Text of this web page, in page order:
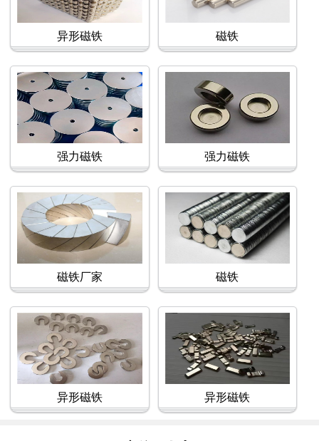
异形磁铁 磁铁
强力磁铁 强力磁铁
磁铁厂家 磁铁
异形磁铁 异形磁铁